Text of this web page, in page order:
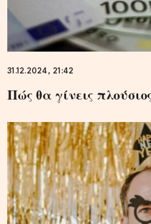
31.12.2024, 21:42
Πώς θα γίνεις